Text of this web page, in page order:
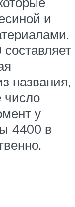
и
названия,
число
у
4400 в